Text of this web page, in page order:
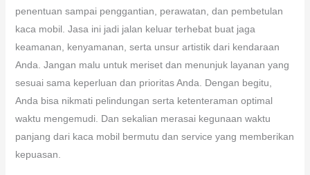
penentuan sampai penggantian, perawatan, dan pembetulan
kaca mobil. Jasa ini jadi jalan keluar terhebat buat jaga
keamanan, kenyamanan, serta unsur artistik dari kendaraan
Anda. Jangan malu untuk meriset dan menunjuk layanan yang
sesuai sama keperluan dan prioritas Anda. Dengan begitu,
Anda bisa nikmati pelindungan serta ketenteraman optimal
waktu mengemudi. Dan sekalian merasai kegunaan waktu
panjang dari kaca mobil bermutu dan service yang memberikan
kepuasan.